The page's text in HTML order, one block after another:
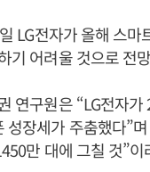
LG전자가 올해 스마
기 어려울 것으로 전
연구원은 “LG전자가
성장세가 주춤했다”
만 대에 그칠 것”이